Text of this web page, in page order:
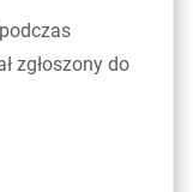
zgłoszony do